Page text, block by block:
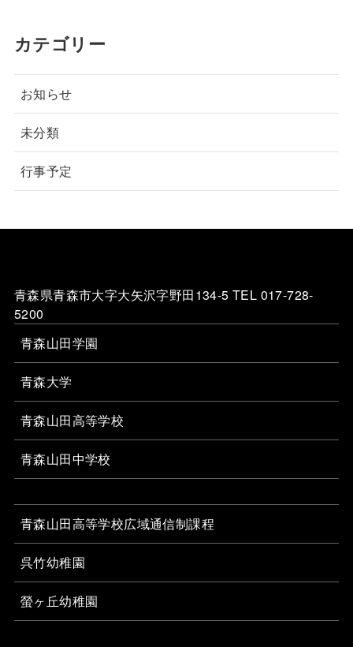
カテゴリー
お知らせ
未分類
行事予定
青森県青森市大字大矢沢字野田134-5 TEL 017-728-
5200
青森山田学園
青森大学
青森山田高等学校
青森山田中学校
青森山田高等学校広域通信制課程
呉竹幼稚園
螢ヶ丘幼稚園